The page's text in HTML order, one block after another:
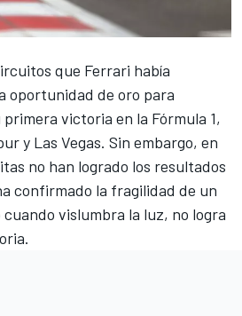
que Ferrari había
oportunidad de oro para
victoria en la Fórmula 1,
y Las Vegas. Sin embargo, en
no han logrado los resultados
confirmado la fragilidad de un
vislumbra la luz, no logra